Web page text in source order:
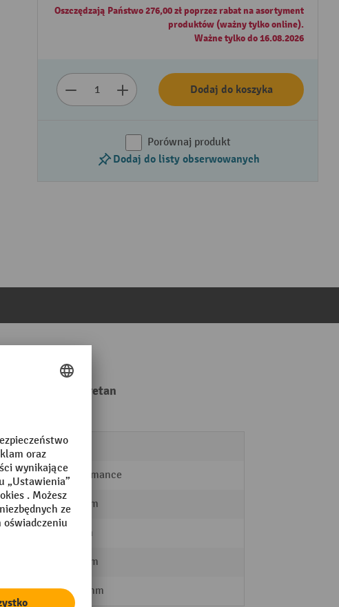
Oszczędzają Państwo 276,00 zł poprzez rabat na asortyment
produktów (ważny tylko online).
Ważne tylko do 16.08.2026
Dodaj do koszyka
Porównaj produkt
Dodaj do listy obserwowanych
guma/poliuretan
tak
Performance
540 mm
50 mm
540 mm
1805 mm